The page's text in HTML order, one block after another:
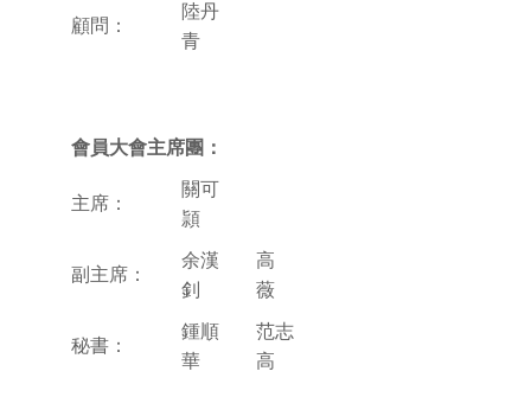
顧問：
陸丹
青
會員大會主席團：
主席：
關可
頴
副主席：
余漢
釗
高
薇
秘書：
鍾順
華
范志
高